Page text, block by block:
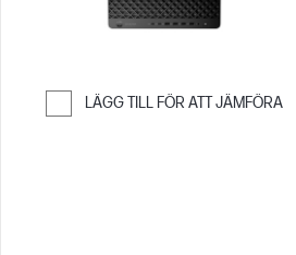
LÄGG TILL FÖR ATT JÄMFÖRA